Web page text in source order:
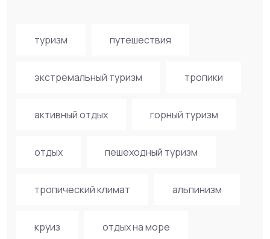
туризм путешествия
экстремальный туризм тропики
активный отдых горный туризм
отдых пешеходный туризм
тропический климат альпинизм
круиз отдых на море